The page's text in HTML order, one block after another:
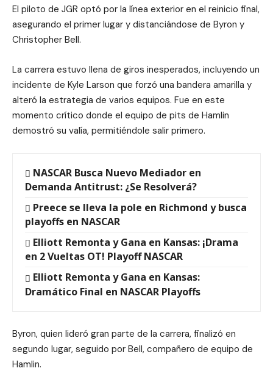
El piloto de JGR optó por la línea exterior en el reinicio final,
asegurando el primer lugar y distanciándose de Byron y
Christopher Bell.
La carrera estuvo llena de giros inesperados, incluyendo un
incidente de Kyle Larson que forzó una bandera amarilla y
alteró la estrategia de varios equipos. Fue en este
momento crítico donde el equipo de pits de Hamlin
demostró su valía, permitiéndole salir primero.
NASCAR Busca Nuevo Mediador en
Demanda Antitrust: ¿Se Resolverá?
Preece se lleva la pole en Richmond y busca
playoffs en NASCAR
Elliott Remonta y Gana en Kansas: ¡Drama
en 2 Vueltas OT! Playoff NASCAR
Elliott Remonta y Gana en Kansas:
Dramático Final en NASCAR Playoffs
Byron, quien lideró gran parte de la carrera, finalizó en
segundo lugar, seguido por Bell, compañero de equipo de
Hamlin.